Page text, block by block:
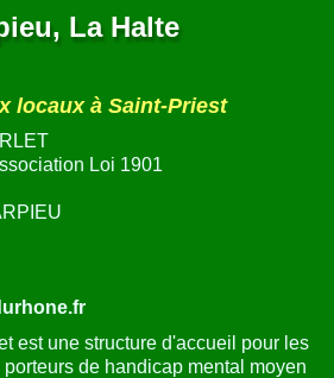
La Halte
locaux à Saint-Priest
Loi 1901
est une structure d'accueil pour les
de handicap mental moyen